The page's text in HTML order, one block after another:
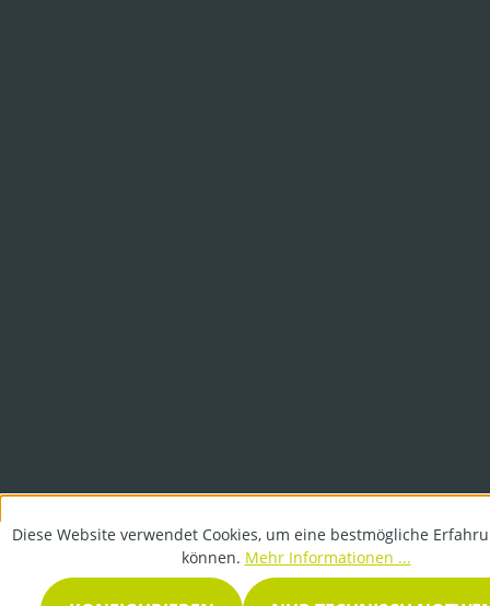
Diese Website verwendet Cookies, um eine bestmögliche
können. Mehr Informationen ...